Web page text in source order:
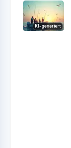
KI-generiert